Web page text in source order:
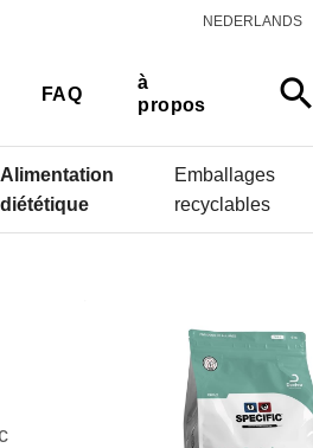
NEDERLANDS
FAQ
à
propos
search
Alimentation
diététique
Emballages
recyclables